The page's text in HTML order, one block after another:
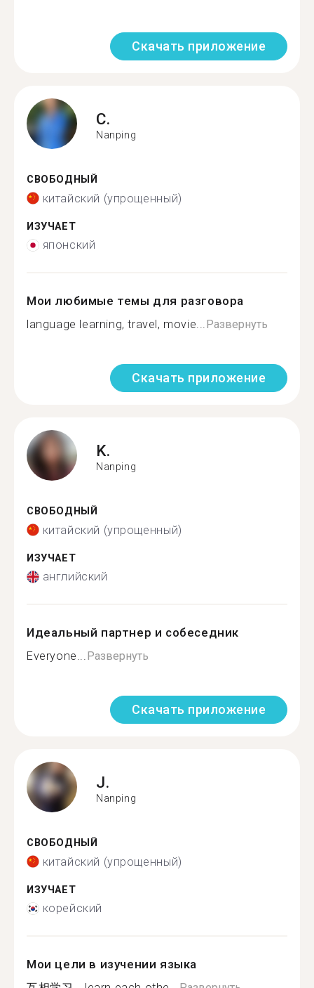
Скачать приложение
C.
Nanping
СВОБОДНЫЙ
китайский (упрощенный)
ИЗУЧАЕТ
японский
Мои любимые темы для разговора
language learning, travel, movie...Развернуть
Скачать приложение
K.
Nanping
СВОБОДНЫЙ
китайский (упрощенный)
ИЗУЧАЕТ
английский
Идеальный партнер и собеседник
Everyone...Развернуть
Скачать приложение
J.
Nanping
СВОБОДНЫЙ
китайский (упрощенный)
ИЗУЧАЕТ
корейский
Мои цели в изучении языка